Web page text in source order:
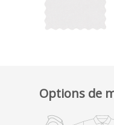
Options de